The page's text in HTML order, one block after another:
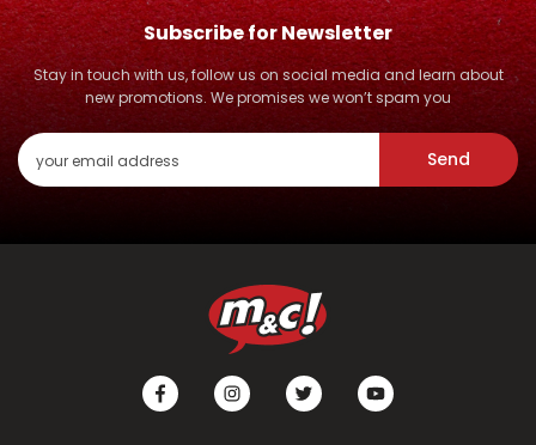
Subscribe for Newsletter
Stay in touch with us, follow us on social media and learn about
new promotions. We promises we won’t spam you
Send